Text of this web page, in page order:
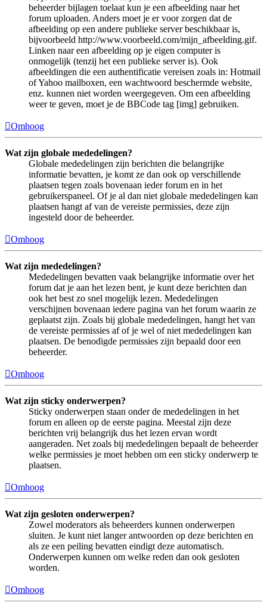
beheerder bijlagen toelaat kun je een afbeelding naar het
forum uploaden. Anders moet je er voor zorgen dat de
afbeelding op een andere publieke server beschikbaar is,
bijvoorbeeld http://www.voorbeeld.com/mijn_afbeelding.gif.
Linken naar een afbeelding op je eigen computer is
onmogelijk (tenzij het een publieke server is). Ook
afbeeldingen die een authentificatie vereisen zoals in: Hotmail
of Yahoo mailboxen, een wachtwoord beschermde website,
enz. kunnen niet worden weergegeven. Om een afbeelding
weer te geven, moet je de BBCode tag [img] gebruiken.
Omhoog
Wat zijn globale mededelingen?
Globale mededelingen zijn berichten die belangrijke
informatie bevatten, je komt ze dan ook op verschillende
plaatsen tegen zoals bovenaan ieder forum en in het
gebruikerspaneel. Of je al dan niet globale mededelingen kan
plaatsen hangt af van de vereiste permissies, deze zijn
ingesteld door de beheerder.
Omhoog
Wat zijn mededelingen?
Mededelingen bevatten vaak belangrijke informatie over het
forum dat je aan het lezen bent, je kunt deze berichten dan
ook het best zo snel mogelijk lezen. Mededelingen
verschijnen bovenaan iedere pagina van het forum waarin ze
geplaatst zijn. Zoals bij globale mededelingen, hangt het van
de vereiste permissies af of je wel of niet mededelingen kan
plaatsen. De benodigde permissies zijn bepaald door een
beheerder.
Omhoog
Wat zijn sticky onderwerpen?
Sticky onderwerpen staan onder de mededelingen in het
forum en alleen op de eerste pagina. Meestal zijn deze
berichten vrij belangrijk dus het lezen ervan wordt
aangeraden. Net zoals bij mededelingen bepaalt de beheerder
welke permissies je moet hebben om een sticky onderwerp te
plaatsen.
Omhoog
Wat zijn gesloten onderwerpen?
Zowel moderators als beheerders kunnen onderwerpen
sluiten. Je kunt niet langer antwoorden op deze berichten en
als ze een peiling bevatten eindigt deze automatisch.
Onderwerpen kunnen om welke reden dan ook gesloten
worden.
Omhoog